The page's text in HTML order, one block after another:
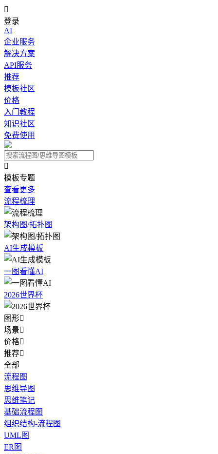

登录
AI
企业服务
解决方案
API服务
推荐
模板社区
价格
入门教程
知识社区
免费使用

模板专题
查看更多
流程梳理
架构图/拓扑图
AI生成模板
一图看懂AI
2026世界杯
图形
场景
价格
推荐
全部
流程图
思维导图
思维笔记
基础流程图
组织结构-流程图
UML图
ER图